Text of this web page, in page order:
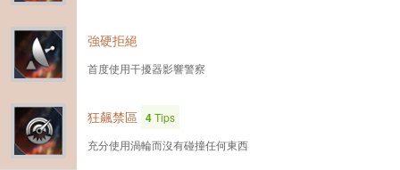
強硬拒絕
首度使用干擾器影響警察
狂飆禁區 4Tips
充分使用渦輪而沒有碰撞任何東西